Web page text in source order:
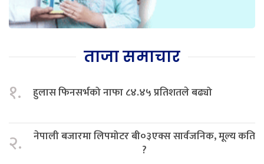
ताजा समाचार
१. हुलास फिनसर्भको नाफा ८४.४५ प्रतिशतले बढ्यो
२.
नेपाली बजारमा लिपमोटर बी०३एक्स सार्वजनिक, मूल्य कति
?